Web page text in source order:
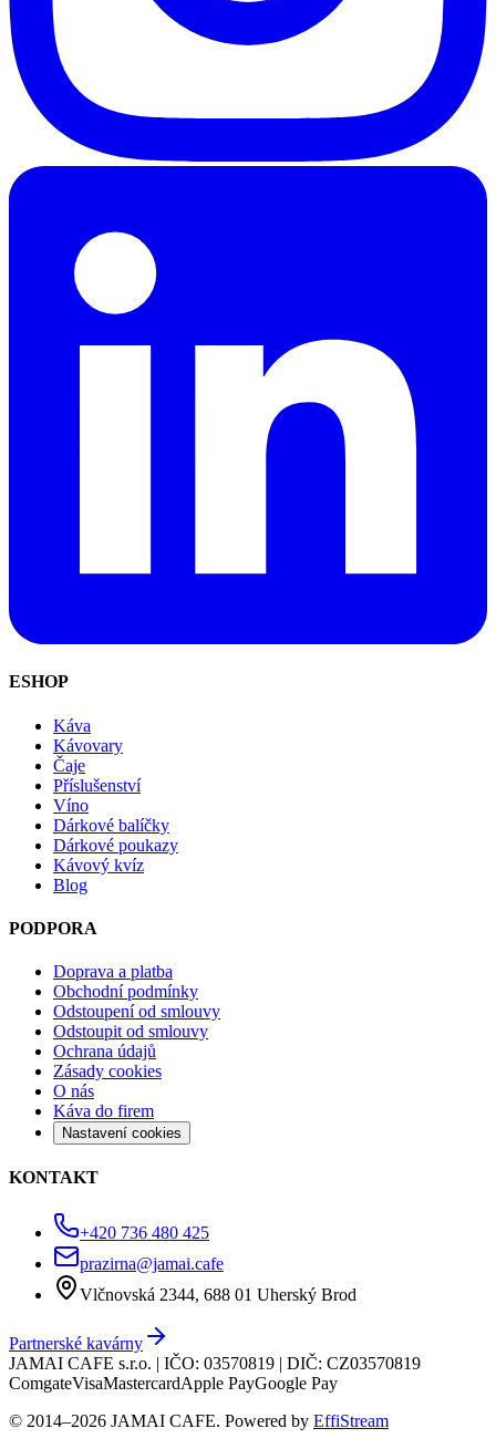
ESHOP
Káva
Kávovary
Čaje
Příslušenství
Víno
Dárkové balíčky
Dárkové poukazy
Kávový kvíz
Blog
PODPORA
Doprava a platba
Obchodní podmínky
Odstoupení od smlouvy
Odstoupit od smlouvy
Ochrana údajů
Zásady cookies
O nás
Káva do firem
Nastavení cookies
KONTAKT
+420 736 480 425
prazirna@jamai.cafe
Vlčnovská 2344, 688 01 Uherský Brod
Partnerské kavárny
JAMAI CAFE s.r.o. | IČO: 03570819 | DIČ: CZ03570819
ComgateVisaMastercardApple PayGoogle Pay
© 2014–2026 JAMAI CAFE. Powered by EffiStream